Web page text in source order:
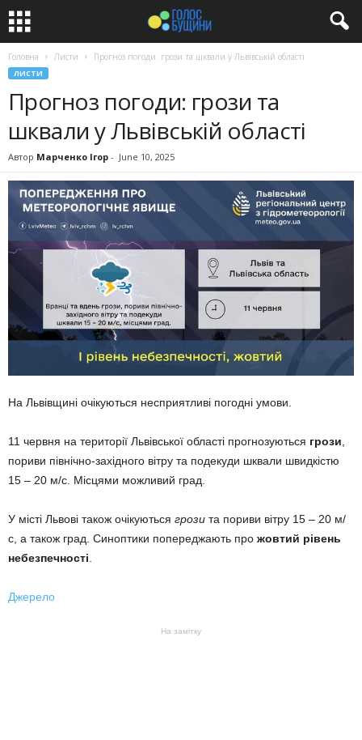
Головна Листи Прогноз погоди: грози та шквали у Львівській області
ЛИСТИ
Прогноз погоди: грози та
шквали у Львівській області
Автор Марченко Ігор - June 10, 2025
На Львівщині очікуються несприятливі погодні умови.
11 червня на території Львівської області прогнозуються грози
пориви північно-західного вітру та подекуди шквали швидкістю
15 – 20 м/с. Місцями можливий град.
У місті Львові також очікуються грози та пориви вітру 15 – 20 м/
с, а також град. Синоптики попереджають про жовтий рівень
небезпечності
Джерело
На замітку